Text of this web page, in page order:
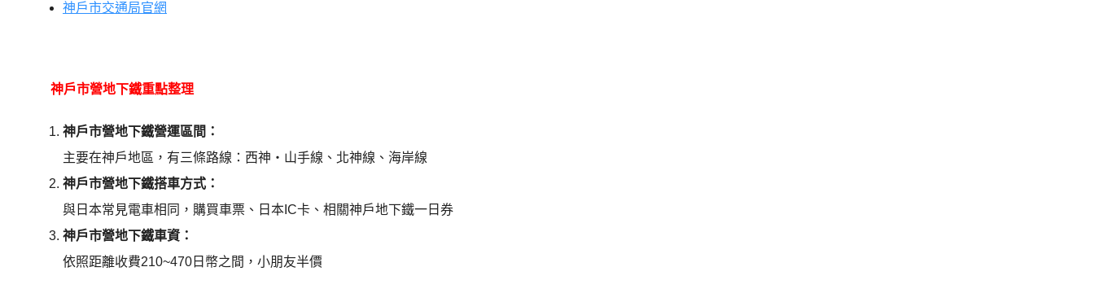
神戶市交通局官網
神戶市營地下鐵重點整理
神戶市營地下鐵營運區間：
主要在神戶地區，有三條路線：西神・山手線、北神線、海岸線
神戶市營地下鐵搭車方式：
與日本常見電車相同，購買車票、日本IC卡、相關神戶地下鐵一日券
神戶市營地下鐵車資：
依照距離收費210~470日幣之間，小朋友半價